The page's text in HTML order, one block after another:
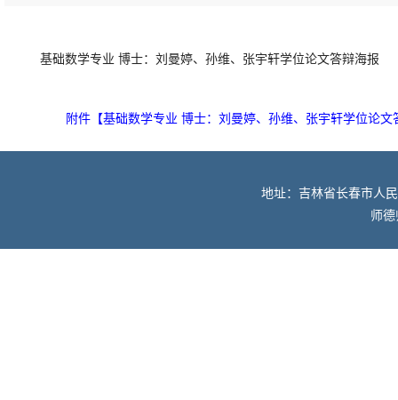
基础数学专业 博士：刘曼婷、孙维、张宇轩学位论文答辩海报
附件【基础数学专业 博士：刘曼婷、孙维、张宇轩学位论文
地址：吉林省长春市人
师德